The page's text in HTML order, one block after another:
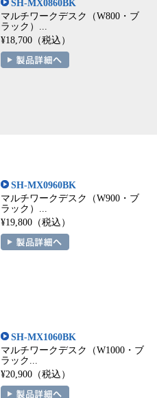
SH-MX0860BK
マルチワークデスク（W800・ブ
ラック）...
¥18,700（税込）
SH-MX0960BK
マルチワークデスク（W900・ブ
ラック）...
¥19,800（税込）
SH-MX1060BK
マルチワークデスク（W1000・ブ
ラック...
¥20,900（税込）